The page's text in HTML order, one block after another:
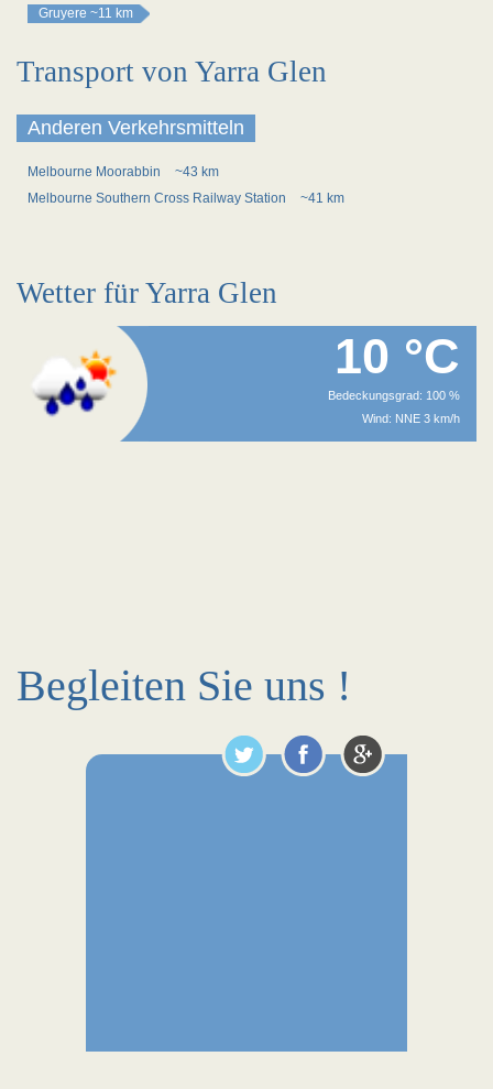
Gruyere ~11 km
Transport von Yarra Glen
Anderen Verkehrsmitteln
Melbourne Moorabbin
~43 km
Melbourne Southern Cross Railway Station
~41 km
Wetter für Yarra Glen
10 °C
Bedeckungsgrad: 100 %
Wind: NNE 3 km/h
Begleiten Sie uns !